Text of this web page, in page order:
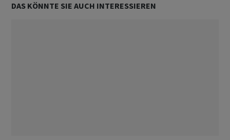
DAS KÖNNTE SIE AUCH INTERESSIEREN